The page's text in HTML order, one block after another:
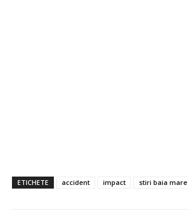
ETICHETE accident impact stiri baia mare